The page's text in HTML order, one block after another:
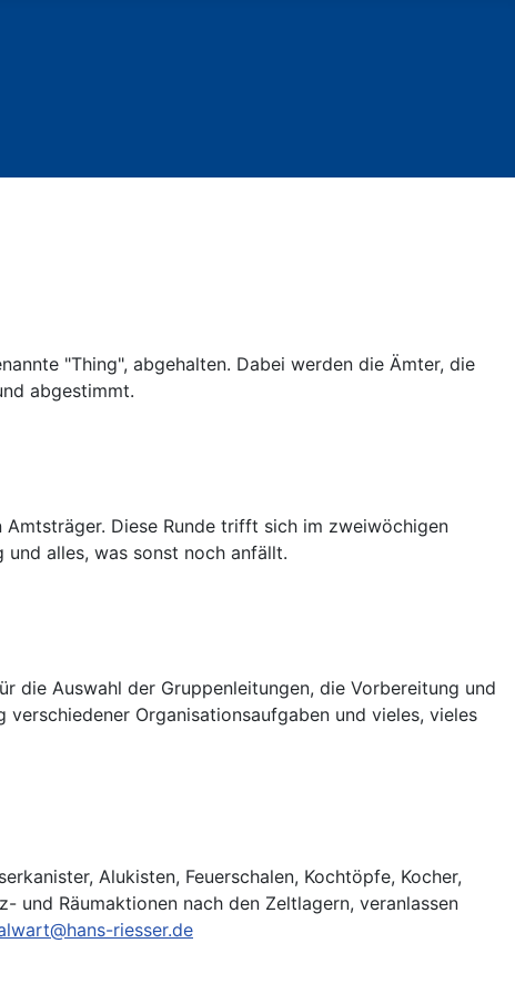
"Thing", abgehalten. Dabei werden die Ämter, die
abgestimmt.
Diese Runde trifft sich im zweiwöchigen
alles, was sonst noch anfällt.
die Auswahl der Gruppenleitungen, die Vorbereitung und
Organisationsaufgaben und vieles, vieles
Alukisten, Feuerschalen, Kochtöpfe, Kocher,
und Räumaktionen nach den Zeltlagern, veranlassen
riesser.de